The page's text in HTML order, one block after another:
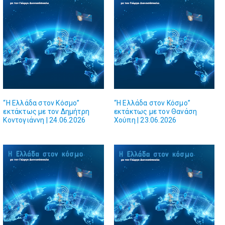
“Η Ελλάδα στον Κόσμο”
εκτάκτως με τον Δημήτρη
Κοντογιάννη | 24.06.2026
“Η Ελλάδα στον Κόσμο”
εκτάκτως με τον Θανάση
Χούπη | 23.06.2026